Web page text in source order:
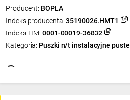
Producent: BOPLA
Indeks producenta: 35190026.HMT1
Indeks TIM: 0001-00019-36832
Kategoria: Puszki n/t instalacyjne puste